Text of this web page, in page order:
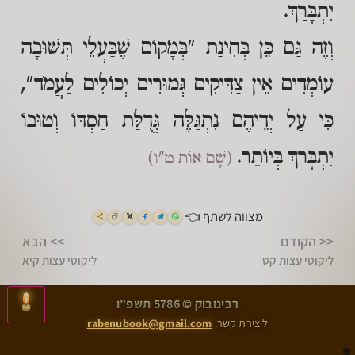
יִתְבָּרַךְ.
וְזֶה גַּם כֵּן בְּחִינַת "בְּמָקוֹם שֶׁבַּעֲלֵי תְּשׁוּבָה
עוֹמְדִים אֵין צַדִּיקִים גְּמוּרִים יְכוֹלִים לַעֲמֹד",
כִּי עַל יְדֵיהֶם נִתְגַּלֶּה גְּדֻלַּת חַסְדּוֹ וְטוּבוֹ
יִתְבָּרַךְ בְּיוֹתֵר. (שָׁם אוֹת ט"ו)
מצווה לשתף 👈
<< הקודם
ליקוטי עצות קט
>> הבא
ליקוטי עצות קיא
>
ליקוטי עצות קיא
רבינובוק © 5786 תשפ"ו
ליצירת קשר: rabenubook@gmail.com